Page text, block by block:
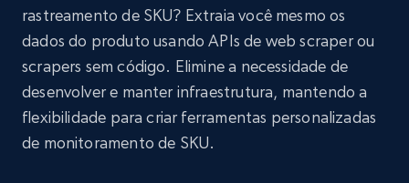
rastreamento de SKU? Extraia você mesmo os
dados do produto usando APIs de web scraper ou
scrapers sem código. Elimine a necessidade de
desenvolver e manter infraestrutura, mantendo a
flexibilidade para criar ferramentas personalizadas
de monitoramento de SKU.